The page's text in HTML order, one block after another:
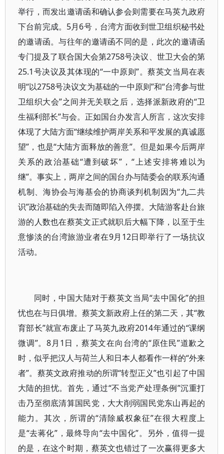
举行，而发出邀请函和确认参会则需要在马英九政府
下台前完成。5月6号，台湾方面收到世卫组织秘书处
的邀请函。与往年的邀请函不同的是，此次的邀请函
专门提及了联合国大会第2758号决议、世卫大会的第
25.1号决议及其体现的“一中原则”。蔡英文当局在表
明“以2758号决议文为基础的一中原则”和“台湾参与世
卫组织大会”之间并无关联之后，选择派新政府的“卫
生福利部长”与会。正如国台办发言人所言，这次安排
体现了大陆方面“继续维护两岸关系和平发展的真诚愿
望”，也是“大陆方面释放的善意”。但是如果今后两岸
关系的政治基础“遭到破坏”，“上述安排将难以为
继”。事实上，两岸之间的国台办与陆委会的联系沟通
机制、海协会与海基会的协商谈判机制因为“九二共
识”政治基础的失去而随即陷入停摆。大陆游客赴台旅
游的人数也在蔡英文正式就职后大幅下降，以至于生
意惨淡的台湾旅游业者在9月12日即举行了一场抗议
活动。
同时，中国大陆对于蔡英文当局“去中国化”的担
忧也在与日俱增。蔡英文新政府上任的第二天，其“教
育部长”就宣布废止了马英九政府2014年通过的“课纲
微调”。8月1日，蔡英文在向台湾的“原住民”道歉之
时，似乎把汉人与荷兰人和日本人都看作一样的“外来
者”。蔡英文政府推动的所谓“转型正义”也引起了中国
大陆的担忧。首先，通过“不当党产处理条例”沉重打
击乃至彻底清算国民党，大大削弱国民党东山再起的
能力。其次，所谓的“清除威权象征”在很大程度上
是“去蒋化”，最终导向“去中国化”。另外，值得一提
的是，在这个时期，蔡英文也错过了一次赢得更多大